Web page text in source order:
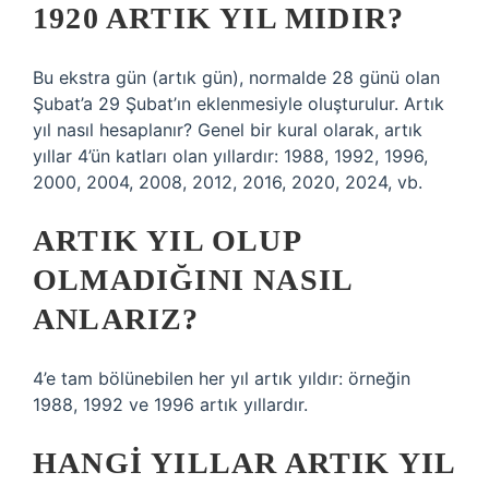
1920 ARTIK YIL MIDIR?
Bu ekstra gün (artık gün), normalde 28 günü olan
Şubat’a 29 Şubat’ın eklenmesiyle oluşturulur. Artık
yıl nasıl hesaplanır? Genel bir kural olarak, artık
yıllar 4’ün katları olan yıllardır: 1988, 1992, 1996,
2000, 2004, 2008, 2012, 2016, 2020, 2024, vb.
ARTIK YIL OLUP
OLMADIĞINI NASIL
ANLARIZ?
4’e tam bölünebilen her yıl artık yıldır: örneğin
1988, 1992 ve 1996 artık yıllardır.
HANGI YILLAR ARTIK YIL